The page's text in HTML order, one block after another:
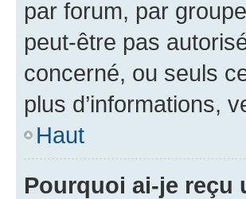
par forum, par
peut-être pas
concerné, ou seuls
plus d’informations,
Haut
Pourquoi ai-je reçu